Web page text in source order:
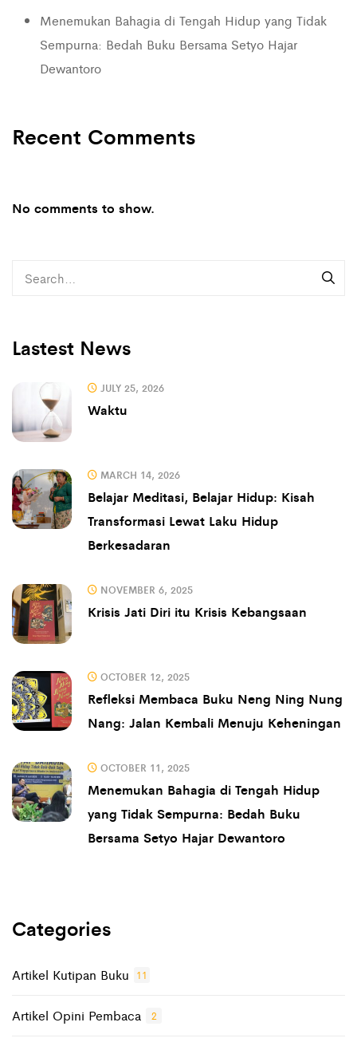
Menemukan Bahagia di Tengah Hidup yang Tidak
Sempurna: Bedah Buku Bersama Setyo Hajar
Dewantoro
Recent Comments
No comments to show.
Lastest News
JULY 25, 2026
Waktu
MARCH 14, 2026
Belajar Meditasi, Belajar Hidup: Kisah
Transformasi Lewat Laku Hidup
Berkesadaran
NOVEMBER 6, 2025
Krisis Jati Diri itu Krisis Kebangsaan
OCTOBER 12, 2025
Refleksi Membaca Buku Neng Ning Nung
Nang: Jalan Kembali Menuju Keheningan
OCTOBER 11, 2025
Menemukan Bahagia di Tengah Hidup
yang Tidak Sempurna: Bedah Buku
Bersama Setyo Hajar Dewantoro
Categories
Artikel Kutipan Buku 11
Artikel Opini Pembaca 2